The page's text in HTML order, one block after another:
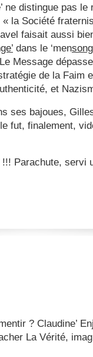
ne distingue pas
« la Société
faisait aussi
dans le ‘men
Message
de la Faim
et
ses bajoues,
fut, finalement,
!!! Parachute,
? Claudine’
La Vérité,